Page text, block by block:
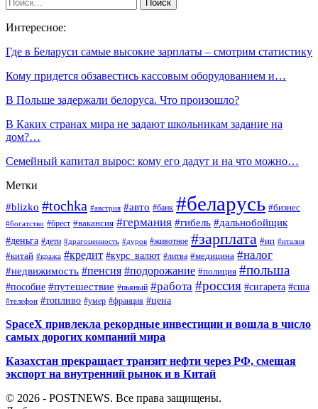
Интересное:
Где в Беларуси самые высокие зарплаты – смотрим статистику
Кому придется обзавестись кассовым оборудованием и…
В Польше задержали белоруса. Что произошло?
В Каких странах мира не задают школьникам задание на
дом?…
Семейный капитал вырос: кому его дадут и на что можно…
Метки
#blizko #tochka #австрия #авто #банк #беларусь #бизнес
#богатство #брест #вакансия #германия #гибель #дальнобойщик
#деньга #дети #драгоценность #дуров #животное #зарплата #ип #италия
#китай #кража #кредит #курс_валют #литва #медицина #налог
#недвижимость #пенсия #подорожание #полиция #польша
#пособие #путешествие #пьяный #работа #россия #сигарета #сша
#телефон #топливо #умер #франция #цена
SpaceX привлекла рекордные инвестиции и вошла в число
самых дорогих компаний мира
Казахстан прекращает транзит нефти через РФ, смещая
экспорт на внутренний рынок и в Китай
© 2026 - POSTNEWS. Все права защищены.